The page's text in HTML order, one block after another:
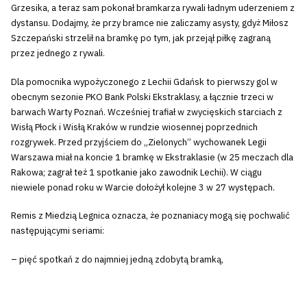
Grzesika, a teraz sam pokonał bramkarza rywali ładnym uderzeniem z
dystansu. Dodajmy, że przy bramce nie zaliczamy asysty, gdyż Miłosz
Szczepański strzelił na bramkę po tym, jak przejął piłkę zagraną
przez jednego z rywali.
Dla pomocnika wypożyczonego z Lechii Gdańsk to pierwszy gol w
obecnym sezonie PKO Bank Polski Ekstraklasy, a łącznie trzeci w
barwach Warty Poznań. Wcześniej trafiał w zwycięskich starciach z
Wisłą Płock i Wisłą Kraków w rundzie wiosennej poprzednich
rozgrywek. Przed przyjściem do „Zielonych” wychowanek Legii
Warszawa miał na koncie 1 bramkę w Ekstraklasie (w 25 meczach dla
Rakowa; zagrał też 1 spotkanie jako zawodnik Lechii). W ciągu
niewiele ponad roku w Warcie dołożył kolejne 3 w 27 występach.
Remis z Miedzią Legnica oznacza, że poznaniacy mogą się pochwalić
następującymi seriami:
– pięć spotkań z do najmniej jedną zdobytą bramką,